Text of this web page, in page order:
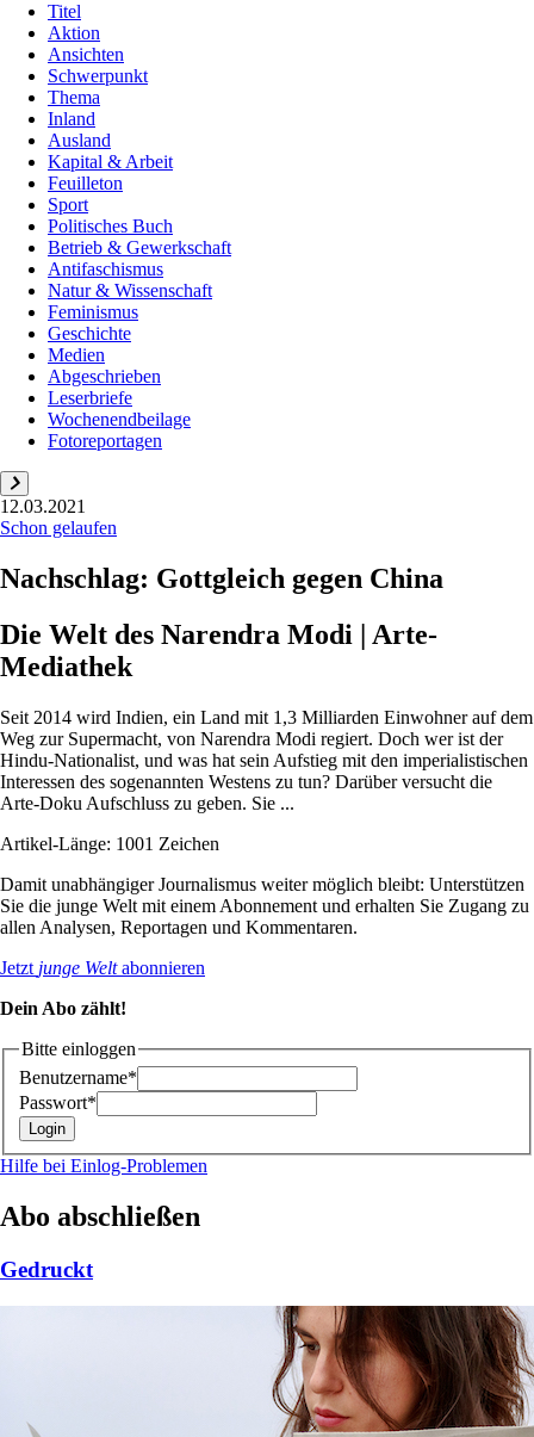
Titel
Aktion
Ansichten
Schwerpunkt
Thema
Inland
Ausland
Kapital & Arbeit
Feuilleton
Sport
Politisches Buch
Betrieb & Gewerkschaft
Antifaschismus
Natur & Wissenschaft
Feminismus
Geschichte
Medien
Abgeschrieben
Leserbriefe
Wochenendbeilage
Fotoreportagen
12.03.2021
Schon gelaufen
Nachschlag: Gottgleich gegen China
Die Welt des Narendra Modi | Arte-
Mediathek
Seit 2014 wird Indien, ein Land mit 1,3 Milliarden Einwohner auf dem
Weg zur Supermacht, von Narendra Modi regiert. Doch wer ist der
Hindu-Nationalist, und was hat sein Aufstieg mit den imperialistischen
Interessen des sogenannten Westens zu tun? Darüber versucht die
Arte-Doku Aufschluss zu geben. Sie ...
Artikel-Länge: 1001 Zeichen
Damit unabhängiger Journalismus weiter möglich bleibt: Unterstützen
Sie die junge Welt mit einem Abonnement und erhalten Sie Zugang zu
allen Analysen, Reportagen und Kommentaren.
Jetzt junge Weltabonnieren
Dein Abo zählt!
Bitte einloggen
Benutzername*
Passwort*
Hilfe bei Einlog-Problemen
Abo abschließen
Gedruckt